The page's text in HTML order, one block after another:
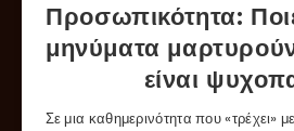
Προσωπικότητα:
μηνύματα
είναι
Σε μια καθημερινότητα που «τρέχει»